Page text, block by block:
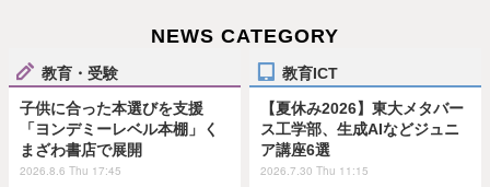
NEWS CATEGORY
教育・受験
子供に合った本選びを支援
「ヨンデミーレベル本棚」く
まざわ書店で展開
2026.8.6 Thu 17:45
教育ICT
【夏休み2026】東大メタバー
ス工学部、生成AIなどジュニ
ア講座6選
2026.7.30 Thu 11:15